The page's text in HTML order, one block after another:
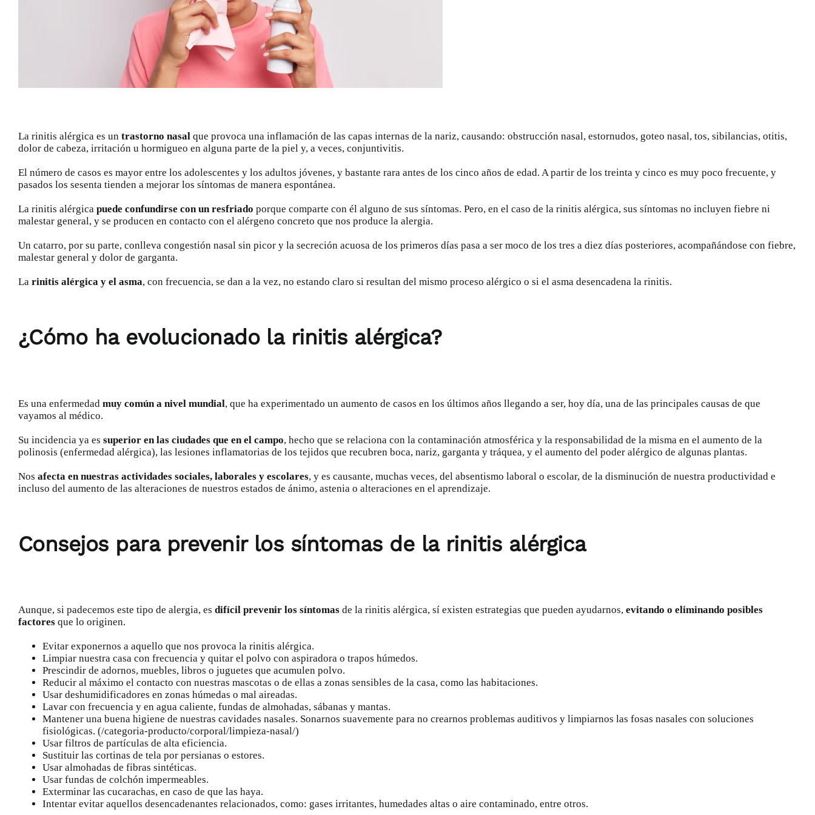
La rinitis alérgica es un trastorno nasal que provoca una inflamación de las capas internas de la nariz, causando: obstrucción nasal, estornudos, goteo nasal, tos, sibilancias, otitis,
dolor de cabeza, irritación u hormigueo en alguna parte de la piel y, a veces, conjuntivitis.
El número de casos es mayor entre los adolescentes y los adultos jóvenes, y bastante rara antes de los cinco años de edad. A partir de los treinta y cinco es muy poco frecuente, y
pasados los sesenta tienden a mejorar los síntomas de manera espontánea.
La rinitis alérgica puede confundirse con un resfriado porque comparte con él alguno de sus síntomas. Pero, en el caso de la rinitis alérgica, sus síntomas no incluyen fiebre ni
malestar general, y se producen en contacto con el alérgeno concreto que nos produce la alergia.
Un catarro, por su parte, conlleva congestión nasal sin picor y la secreción acuosa de los primeros días pasa a ser moco de los tres a diez días posteriores, acompañándose con fiebre,
malestar general y dolor de garganta.
La rinitis alérgica y el asma, con frecuencia, se dan a la vez, no estando claro si resultan del mismo proceso alérgico o si el asma desencadena la rinitis.
¿Cómo ha evolucionado la rinitis alérgica?
Es una enfermedad muy común a nivel mundial, que ha experimentado un aumento de casos en los últimos años llegando a ser, hoy día, una de las principales causas de que
vayamos al médico.
Su incidencia ya es superior en las ciudades que en el campo, hecho que se relaciona con la contaminación atmosférica y la responsabilidad de la misma en el aumento de la
polinosis (enfermedad alérgica), las lesiones inflamatorias de los tejidos que recubren boca, nariz, garganta y tráquea, y el aumento del poder alérgico de algunas plantas.
Nos afecta en nuestras actividades sociales, laborales y escolares, y es causante, muchas veces, del absentismo laboral o escolar, de la disminución de nuestra productividad e
incluso del aumento de las alteraciones de nuestros estados de ánimo, astenia o alteraciones en el aprendizaje.
Consejos para prevenir los síntomas de la rinitis alérgica
Aunque, si padecemos este tipo de alergia, es difícil prevenir los síntomas de la rinitis alérgica, sí existen estrategias que pueden ayudarnos, evitando o eliminando posibles
factores que lo originen.
Evitar exponernos a aquello que nos provoca la rinitis alérgica.
Limpiar nuestra casa con frecuencia y quitar el polvo con aspiradora o trapos húmedos.
Prescindir de adornos, muebles, libros o juguetes que acumulen polvo.
Reducir al máximo el contacto con nuestras mascotas o de ellas a zonas sensibles de la casa, como las habitaciones.
Usar deshumidificadores en zonas húmedas o mal aireadas.
Lavar con frecuencia y en agua caliente, fundas de almohadas, sábanas y mantas.
Mantener una buena higiene de nuestras cavidades nasales. Sonarnos suavemente para no crearnos problemas auditivos y limpiarnos las fosas nasales con soluciones
fisiológicas. (/categoria-producto/corporal/limpieza-nasal/)
Usar filtros de partículas de alta eficiencia.
Sustituir las cortinas de tela por persianas o estores.
Usar almohadas de fibras sintéticas.
Usar fundas de colchón impermeables.
Exterminar las cucarachas, en caso de que las haya.
Intentar evitar aquellos desencadenantes relacionados, como: gases irritantes, humedades altas o aire contaminado, entre otros.